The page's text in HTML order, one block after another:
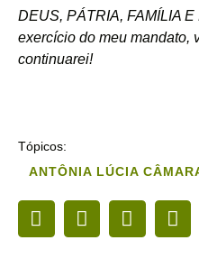
DEUS, PÁTRIA, FAMÍLIA
exercício do meu mandato,
continuarei!
Tópicos:
ANTÔNIA LÚCIA